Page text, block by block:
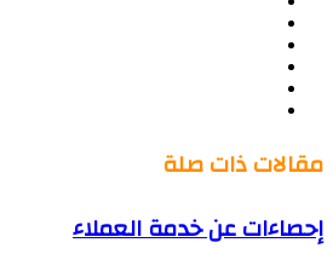
مقالات ذات صلة
إحصاءات عن خدمة العملاء